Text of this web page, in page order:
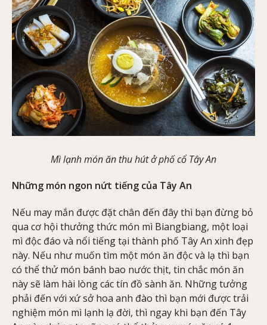
Mì lạnh món ăn thu hút ở phố cổ Tây An
Những món ngon nứt tiếng của Tây An
Nếu may mắn được đặt chân đến đây thì bạn đừng bỏ
qua cơ hội thưởng thức món mì Biangbiang, một loại
mì độc đáo và nổi tiếng tại thành phố Tây An xinh đẹp
này. Nếu như muốn tìm một món ăn độc và lạ thì bạn
có thể thử món bánh bao nước thịt, tin chắc món ăn
này sẽ làm hài lòng các tín đồ sành ăn. Những tưởng
phải đến với xứ sở hoa anh đào thì bạn mới được trải
nghiệm món mì lạnh lạ đời, thì ngay khi bạn đến Tây